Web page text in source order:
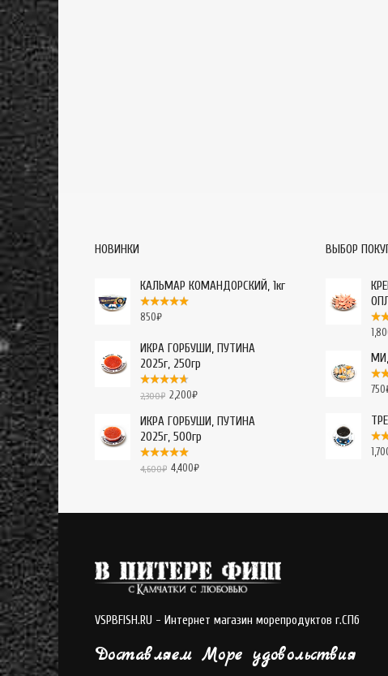
НОВИНКИ
КАЛЬМАР КОМАНДОРСКИЙ, 1кг
850₽
ИКРА ГОРБУШИ, ПУТИНА
2025г, 250гр
2,300₽ 2,200₽
ИКРА ГОРБУШИ, ПУТИНА
2025г, 500гр
4,600₽ 4,400₽
ВЫБОР
750
VSPBFISH.RU - Интернет магазин морепродуктов г.СПб
Доставляем Море удовольствия